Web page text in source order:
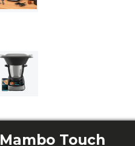
Mambo Touch